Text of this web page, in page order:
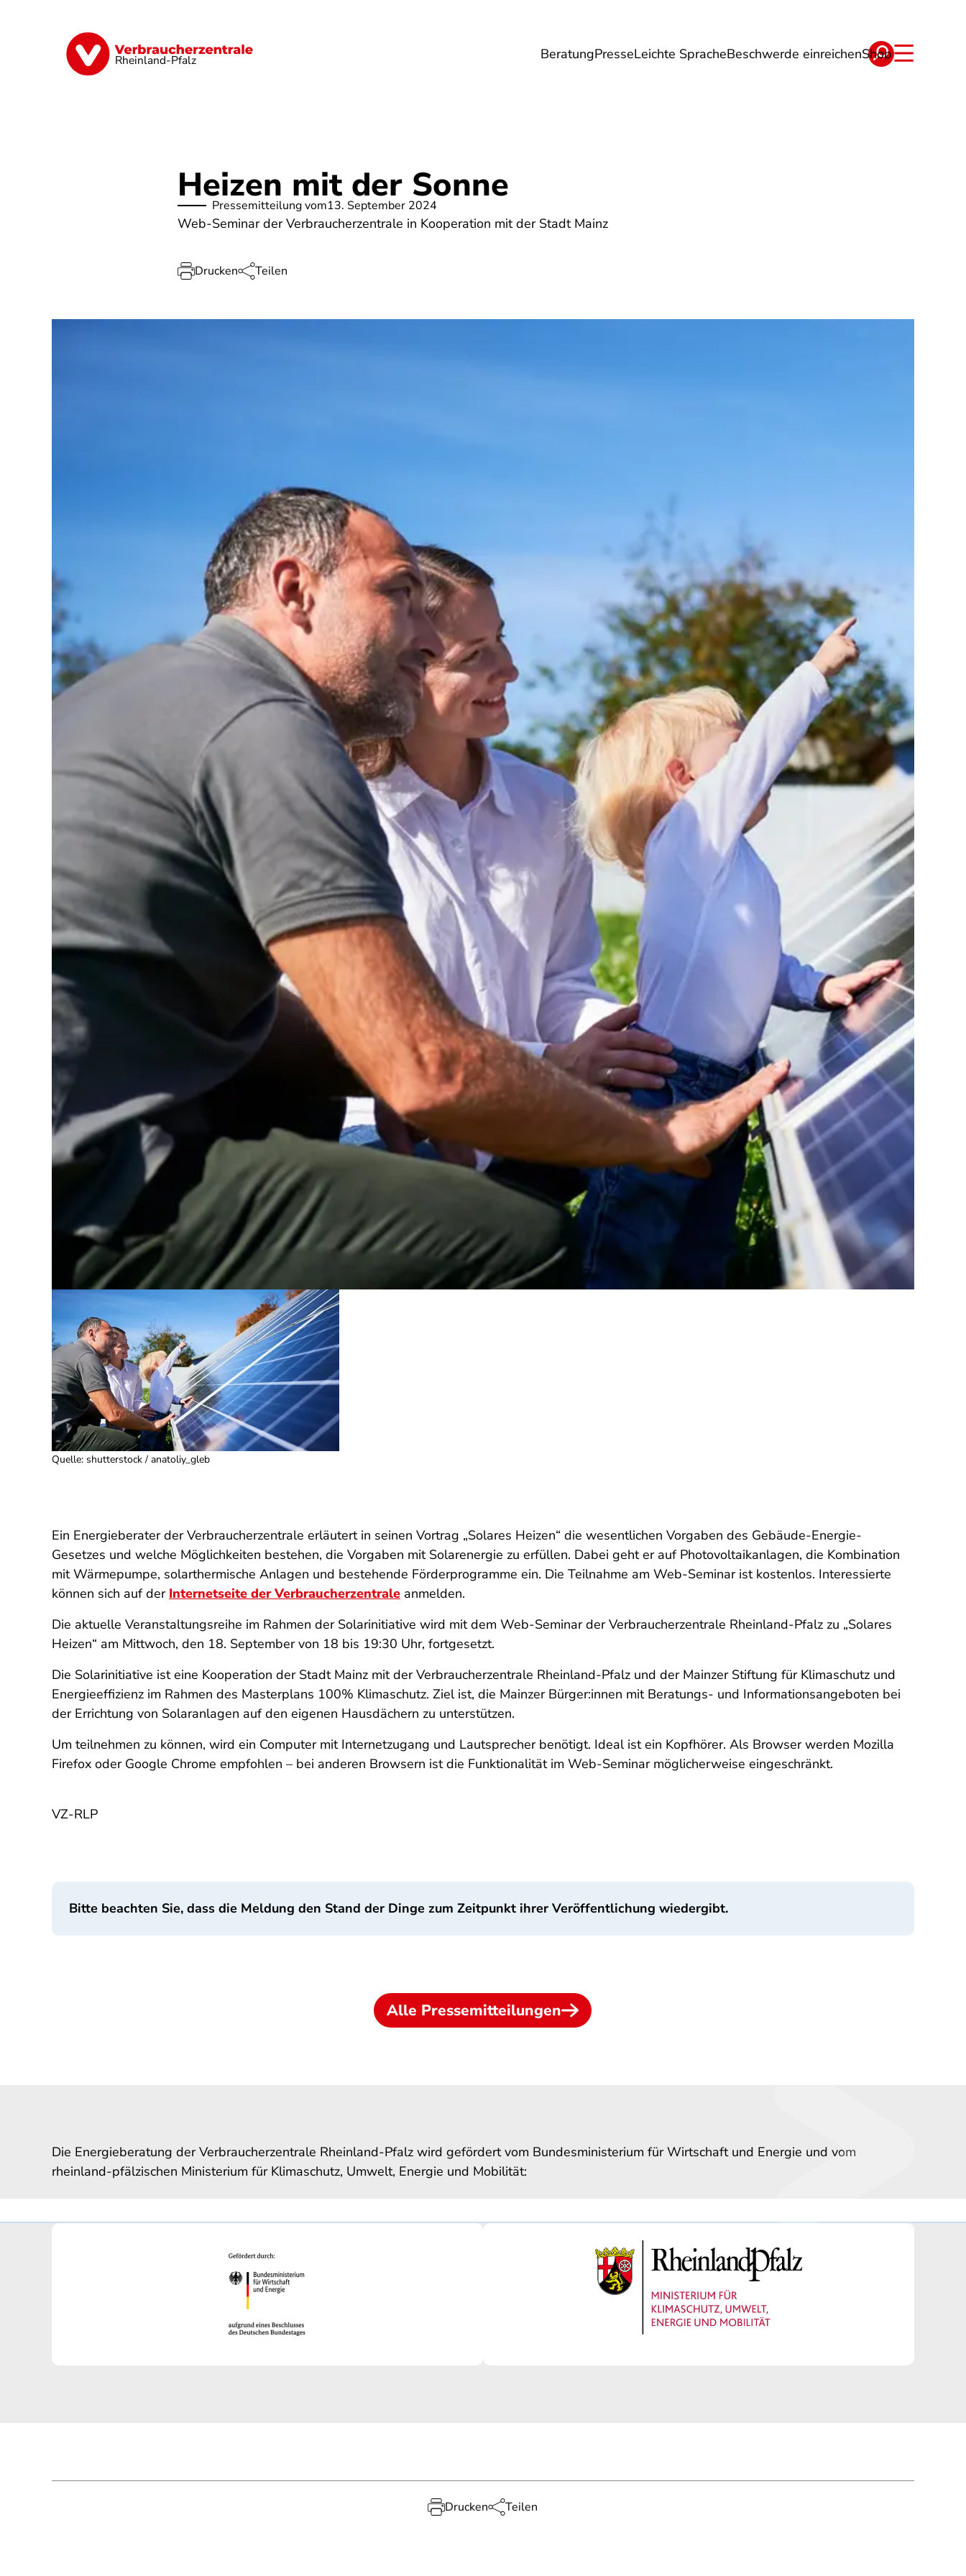
Rheinland-Pfalz BeratungPresseLeichte SpracheBeschwerde einreichenShop
Digitales Finanzen & Versicherung Gesundheit & Pflege Energie Reise Verträge
Heizen mit der Sonne
Pressemitteilung vom13. September 2024
Web-Seminar der Verbraucherzentrale in Kooperation mit der Stadt Mainz
Drucken Teilen
Quelle: shutterstock / anatoliy_gleb
Ein Energieberater der Verbraucherzentrale erläutert in seinen Vortrag „Solares Heizen“ die wesentlichen Vorgaben des Gebäude-Energie-
Gesetzes und welche Möglichkeiten bestehen, die Vorgaben mit Solarenergie zu erfüllen. Dabei geht er auf Photovoltaikanlagen, die Kombination
mit Wärmepumpe, solarthermische Anlagen und bestehende Förderprogramme ein. Die Teilnahme am Web-Seminar ist kostenlos. Interessierte
können sich auf der Internetseite der Verbraucherzentrale anmelden.
Die aktuelle Veranstaltungsreihe im Rahmen der Solarinitiative wird mit dem Web-Seminar der Verbraucherzentrale Rheinland-Pfalz zu „Solares
Heizen“ am Mittwoch, den 18. September von 18 bis 19:30 Uhr, fortgesetzt.
Die Solarinitiative ist eine Kooperation der Stadt Mainz mit der Verbraucherzentrale Rheinland-Pfalz und der Mainzer Stiftung für Klimaschutz und
Energieeffizienz im Rahmen des Masterplans 100% Klimaschutz. Ziel ist, die Mainzer Bürger:innen mit Beratungs- und Informationsangeboten bei
der Errichtung von Solaranlagen auf den eigenen Hausdächern zu unterstützen.
Um teilnehmen zu können, wird ein Computer mit Internetzugang und Lautsprecher benötigt. Ideal ist ein Kopfhörer. Als Browser werden Mozilla
Firefox oder Google Chrome empfohlen – bei anderen Browsern ist die Funktionalität im Web-Seminar möglicherweise eingeschränkt.
VZ-RLP
Bitte beachten Sie, dass die Meldung den Stand der Dinge zum Zeitpunkt ihrer Veröffentlichung wiedergibt.
Alle Pressemitteilungen
Die Energieberatung der Verbraucherzentrale Rheinland-Pfalz wird gefördert vom Bundesministerium für Wirtschaft und Energie und vom
rheinland-pfälzischen Ministerium für Klimaschutz, Umwelt, Energie und Mobilität:
Drucken Teilen